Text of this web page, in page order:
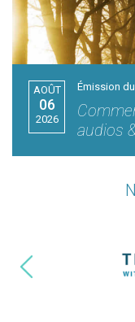
AOÛT
06
2026
Émission
audios